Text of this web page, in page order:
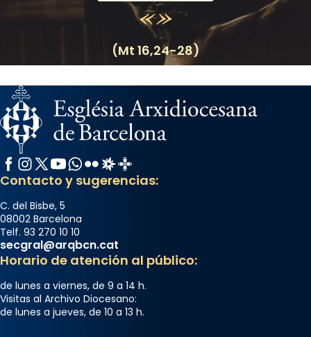
(Mt 16,24-28)
Facebook
Instagram
X / Twitter
YouTube
WhatsApp
FlickrRadio Estel
Catalunya Cristiana
Contacto y sugerencias:
C. del Bisbe, 5
08002 Barcelona
Telf. 93 270 10 10
secgral@arqbcn.cat
Horario de atención al público:
de lunes a viernes, de 9 a 14 h.
Visitas al Archivo Diocesano:
de lunes a jueves, de 10 a 13 h.